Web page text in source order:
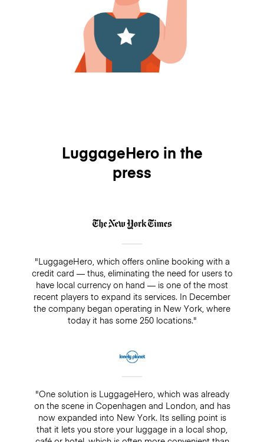
LuggageHero in the
press
"LuggageHero, which offers online booking with a
credit card — thus, eliminating the need for users to
have local currency on hand — is one of the most
recent players to expand its services. In December
the company began operating in New York, where
today it has some 250 locations."
"One solution is LuggageHero, which was already
on the scene in Copenhagen and London, and has
now expanded into New York. Its selling point is
that it lets you store your luggage in a local shop,